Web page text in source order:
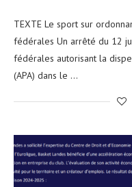
TEXTE Le sport sur
fédérales Un arrêté du 12
fédérales autorisant la
(APA) dans le …